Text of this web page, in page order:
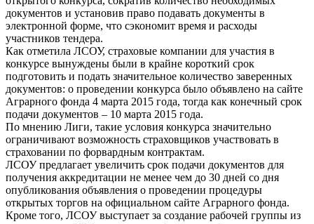
документов и установив право подавать документы в
электронной форме, что сэкономит время и расходы
участников тендера.
Как отметила ЛСОУ, страховые компании для участия в
конкурсе вынуждены были в крайне короткий срок
подготовить и подать значительное количество заверенных
документов: о проведении конкурса было объявлено на сайте
Аграрного фонда 4 марта 2015 года, тогда как конечный срок
подачи документов – 10 марта 2015 года.
По мнению Лиги, такие условия конкурса значительно
ограничивают возможность страховщиков участвовать в
страховании по форвардным контрактам.
ЛСОУ предлагает увеличить срок подачи документов для
получения аккредитации не менее чем до 30 дней со дня
опубликования объявления о проведении процедуры
открытых торгов на официальном сайте Аграрного фонда.
Кроме того, ЛСОУ выступает за создание рабочей группы из